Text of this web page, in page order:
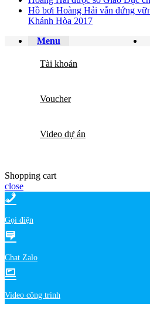
Hồ bơi Hoàng Hải vẫn đứng
Khánh Hòa 2017
Menu
Tài khoản
Voucher
Video dự án
Shopping cart
close
Gọi điện
Chat Zalo
Video công trình